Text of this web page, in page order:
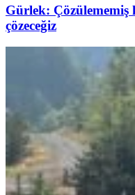
Gürlek: Çözülememiş
çözeceğiz